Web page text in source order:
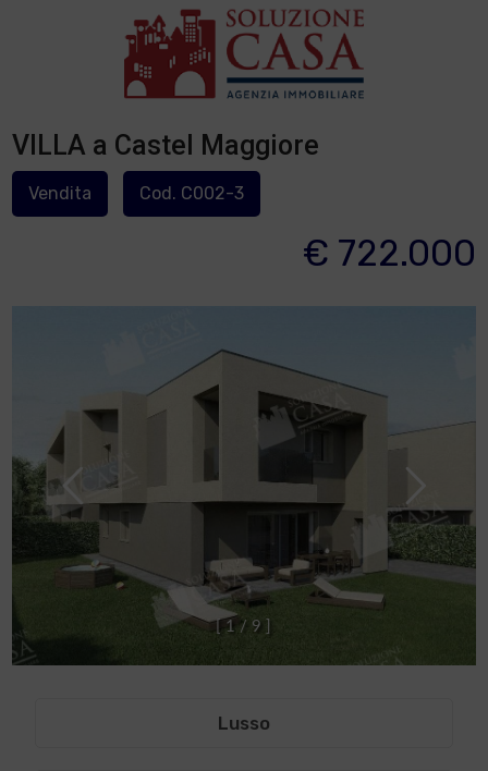
VILLA a Castel Maggiore
Vendita Cod. C002-3
€ 722.000
1 / 9
Lusso